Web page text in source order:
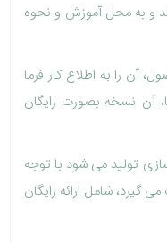
و به محل آموزش و نحوه
آن را به اطلاع کار فرما
آن نسخه بصورت رایگان
تولید می شود با توجه
گیرد، شامل ارائه رایگان